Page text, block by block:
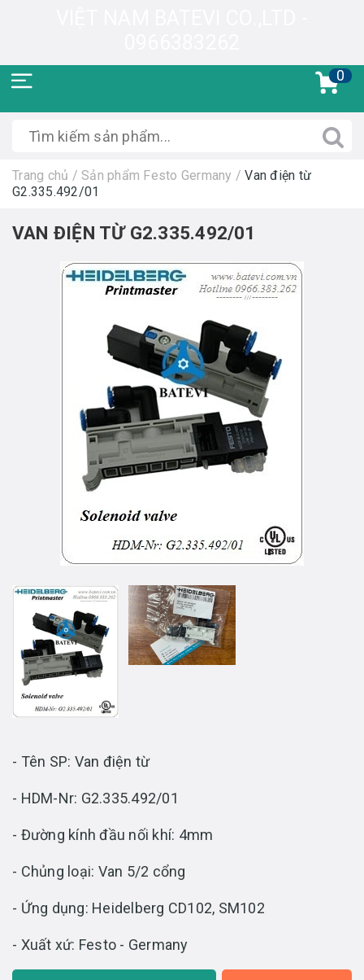
0
Trang chủ / Sản phẩm Festo Germany /Van điện từ
G2.335.492/01
VAN ĐIỆN TỪ G2.335.492/01
- Tên SP: Van điện từ
- HDM-Nr: G2.335.492/01
- Đường kính đầu nối khí: 4mm
- Chủng loại: Van 5/2 cổng
- Ứng dụng: Heidelberg CD102, SM102
- Xuất xứ: Festo - Germany